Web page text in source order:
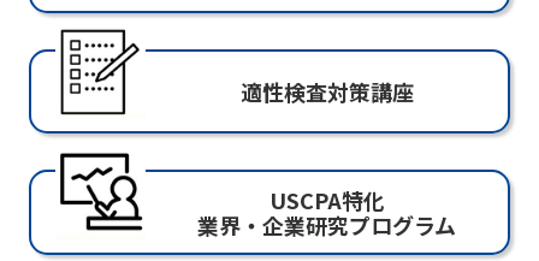
適性検査対策講座
USCPA特化
業界・企業研究プログラム